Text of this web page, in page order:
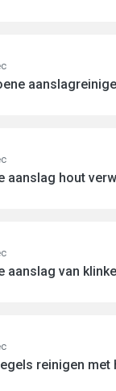
aanslag hout
aanslag van
reinigen met